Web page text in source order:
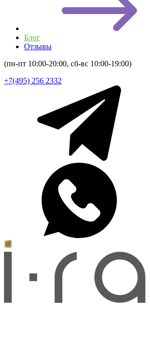
Блог
Отзывы
(пн-пт 10:00-20:00, сб-вс 10:00-19:00)
+7(495) 256 2332